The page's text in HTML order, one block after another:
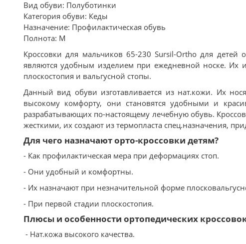
Вид обуви: Полуботинки
Категория обуви: Кеды
Назначение: Профилактическая обувь
Полнота: M
Кроссовки для мальчиков 65-230 Sursil-Ortho для детей
являются удобным изделием при ежедневной носке. Их
плоскостопия и вальгусной стопы.
Данный вид обуви изготавливается из нат.кожи. Их
высокому комфорту, они становятся удобными и
разрабатывающих по-настоящему лечебную обувь.
жесткими, их создают из термопласта спец.назначения,
Для чего назначают орто-кроссовки детям?
- Как профилактическая мера при деформациях стоп.
- Они удобный и комфортны.
- Их назначают при незначительной форме
- При первой стадии плоскостопия.
Плюсы и особенности ортопедических
- Нат.кожа высокого качества.